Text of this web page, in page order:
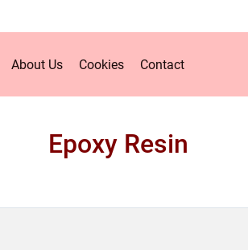
About Us Cookies Contact
Epoxy Resin